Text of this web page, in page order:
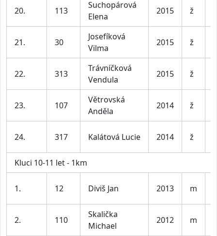
20. 113
Suchopárová
Elena
2015 ž
21. 30
Josefíková
Vilma
2015 ž
22. 313
Trávníčková
Vendula
2015 ž
23. 107
Větrovská
Anděla
2014 ž
24. 317 Kalátová Lucie 2014 ž
Kluci 10-11 let - 1km
1. 12 Diviš Jan 2013 m
2. 110
Skalička
Michael
2012 m